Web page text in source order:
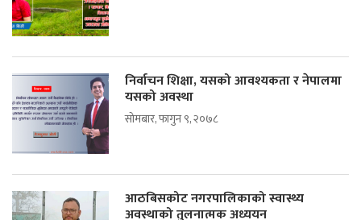
निर्वाचन शिक्षा, यसको आवश्यकता र नेपालमा
यसको अवस्था
सोमबार, फागुन ९, २०७८
आठबिसकोट नगरपालिकाको स्वास्थ्य
अवस्थाको तुलनात्मक अध्ययन